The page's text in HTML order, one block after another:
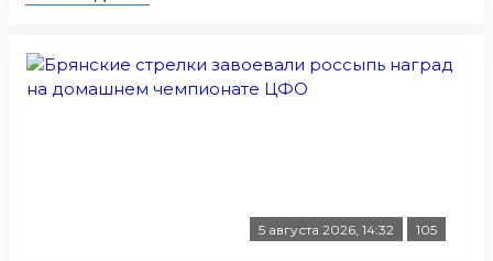
5 августа 2026, 14:32 105